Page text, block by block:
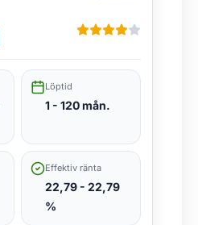
Löptid
1 - 120 mån.
Effektiv ränta
22,79 - 22,79
%